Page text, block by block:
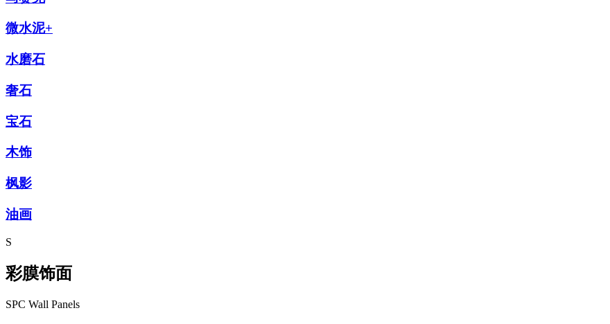
微水泥+
水磨石
奢石
宝石
木饰
枫影
油画
S
彩膜饰面
SPC Wall Panels